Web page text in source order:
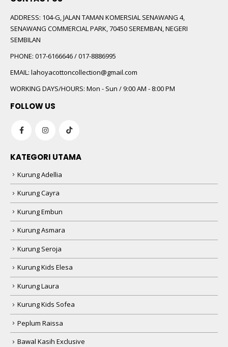
ADDRESS: 104-G, JALAN TAMAN KOMERSIAL SENAWANG 4,
SENAWANG COMMERCIAL PARK, 70450 SEREMBAN, NEGERI
SEMBILAN
PHONE: 017-6166646 / 017-8886995
EMAIL: lahoyacottoncollection@gmail.com
WORKING DAYS/HOURS: Mon - Sun / 9:00 AM - 8:00 PM
FOLLOW US
KATEGORI UTAMA
Kurung Adellia
Kurung Cayra
Kurung Embun
Kurung Asmara
Kurung Seroja
Kurung Kids Elesa
Kurung Laura
Kurung Kids Sofea
Peplum Raissa
Bawal Kasih Exclusive